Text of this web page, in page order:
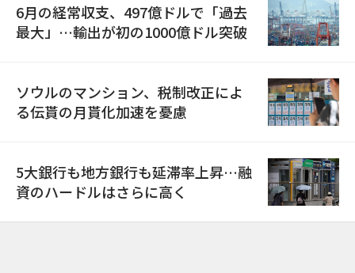
6月の経常収支、497億ドルで「過去
最大」…輸出が初の1000億ドル突破
ソウルのマンション、税制改正によ
る伝貰の月貰化加速を憂慮
5大銀行も地方銀行も延滞率上昇…融
資のハードルはさらに高く